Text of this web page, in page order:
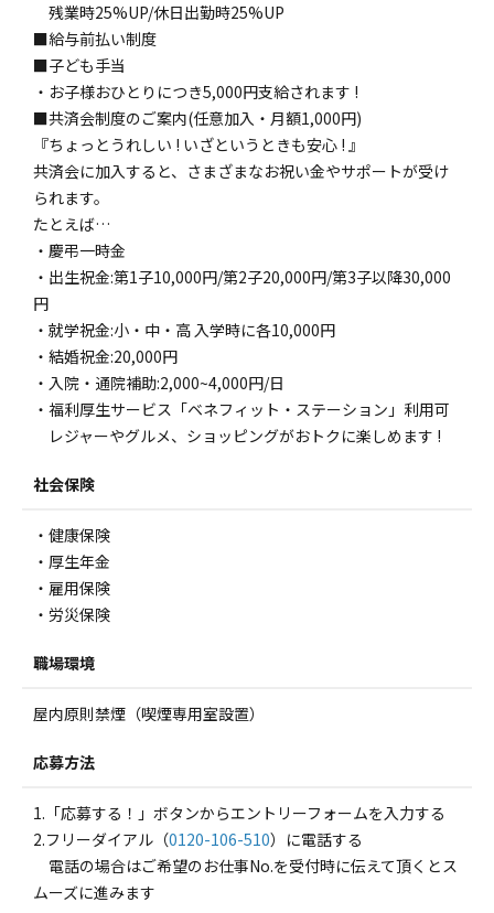
残業時25%UP/休日出勤時25%UP
■給与前払い制度
■子ども手当
・お子様おひとりにつき5,000円支給されます !
■共済会制度のご案内(任意加入・月額1,000円)
『ちょっとうれしい ! いざというときも安心 ! 』
共済会に加入すると、さまざまなお祝い金やサポートが受け
られます。
たとえば…
・慶弔一時金
・出生祝金:第1子10,000円/第2子20,000円/第3子以降30,000
円
・就学祝金:小・中・高 入学時に各10,000円
・結婚祝金:20,000円
・入院・通院補助:2,000~4,000円/日
・福利厚生サービス「ベネフィット・ステーション」利用可
レジャーやグルメ、ショッピングがおトクに楽しめます !
社会保険
・健康保険
・厚生年金
・雇用保険
・労災保険
職場環境
屋内原則禁煙（喫煙専用室設置）
応募方法
1.「応募する！」ボタンからエントリーフォームを入力する
2.フリーダイアル（0120-106-510）に電話する
電話の場合はご希望のお仕事No.を受付時に伝えて頂くとス
ムーズに進みます